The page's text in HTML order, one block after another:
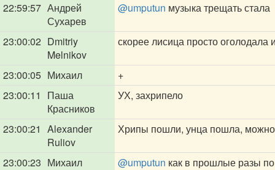
22:59:57 Андрей
Сухарев
@umputun музыка трещать стала
23:00:02 Dmitriy
Melnikov
скорее лисица просто оголодала
23:00:05 Михаил
+
23:00:11
Паша
Красников
УХ, захрипело
23:00:21 Alexander
Ruliov
Хрипы пошли, унца пошла, можно
23:00:23 Михаил @umputun как в прошлые разы